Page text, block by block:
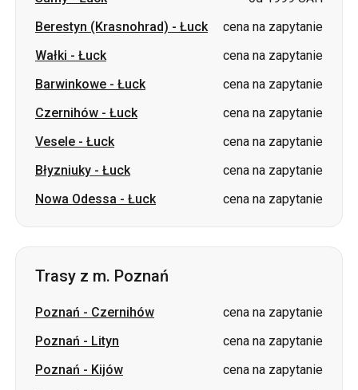
Berestyn (Krasnohrad) - Łuck
cena na zapytanie
Wałki - Łuck
cena na zapytanie
Barwinkowe - Łuck
cena na zapytanie
Czernihów - Łuck
cena na zapytanie
Vesele - Łuck
cena na zapytanie
Błyzniuky - Łuck
cena na zapytanie
Nowa Odessa - Łuck cena na zapytanie
Trasy z m. Poznań
Poznań - Czernihów
cena na zapytanie
Poznań - Lityn
cena na zapytanie
Poznań - Kijów
cena na zapytanie